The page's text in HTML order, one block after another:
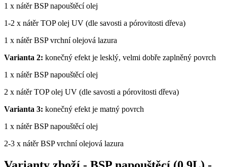
1 x nátěr BSP napouštěcí olej
1-2 x nátěr TOP olej UV (dle savosti a pórovitosti dřeva)
1 x nátěr BSP vrchní olejová lazura
Varianta 2: konečný efekt je lesklý, velmi dobře zaplněný povrch
1 x nátěr BSP napouštěcí olej
2 x nátěr TOP olej UV (dle savosti a pórovitosti dřeva)
Varianta 3: konečný efekt je matný povrch
1 x nátěr BSP napouštěcí olej
2-3 x nátěr BSP vrchní olejová lazura